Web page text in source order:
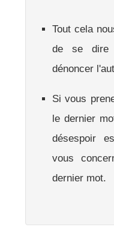
Tout cela
de se dire
dénoncer
Si vous
le dernier
désespoir
vous
dernier mot.